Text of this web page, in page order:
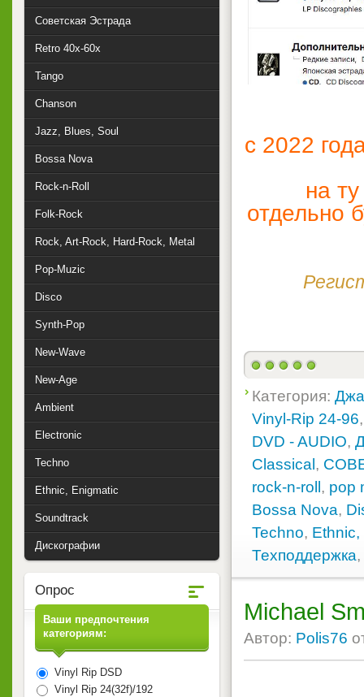
с 2022
на
отдельно
Категория:
Vinyl-Rip 24-96
DVD - AUDIO,
Classical ,
rock-n-roll , pop
Bossa Nova,
Techno,
Техподдержка,
Michael
Автор: Polis76
Советская Эстрада
Retro 40x-60x
Tango
Chanson
Jazz, Blues, Soul
Bossa Nova
Rock-n-Roll
Folk-Rock
Rock, Art-Rock, Hard-Rock, Metal
Pop-Muzic
Disco
Synth-Pop
New-Wave
New-Age
Ambient
Electronic
Techno
Ethnic, Enigmatic
Soundtrack
Дискографии
Опрос
Ваши предпочтения
категориям:
Vinyl Rip DSD
Vinyl Rip 24(32f)/192